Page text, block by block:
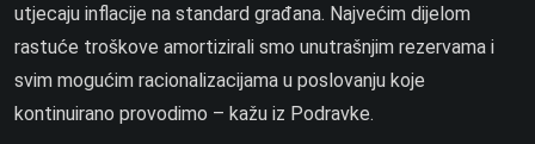
utjecaju inflacije na standard građana. Najvećim dijelom
rastuće troškove amortizirali smo unutrašnjim rezervama i
svim mogućim racionalizacijama u poslovanju koje
kontinuirano provodimo – kažu iz Podravke.